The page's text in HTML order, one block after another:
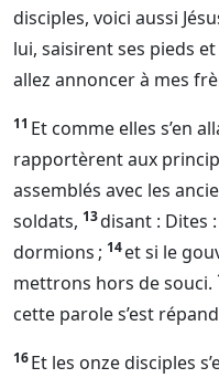
disciples, voici aussi
lui, saisirent ses pieds
allez annoncer à mes
11 Et comme elles s’en
rapportèrent aux
assemblés avec les
soldats, 13disant : Dites
dormions ; 14et si le
mettrons hors de souci.
cette parole s’est
16Et les onze disciples